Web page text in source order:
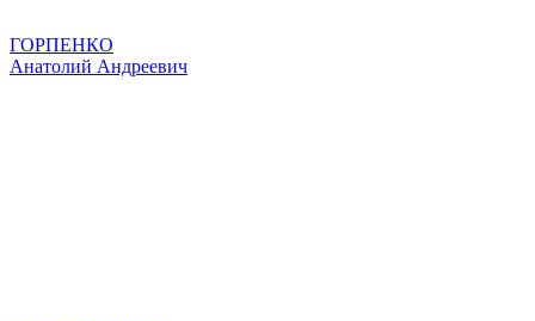
ГОРПЕНКО
Анатолий Андреевич